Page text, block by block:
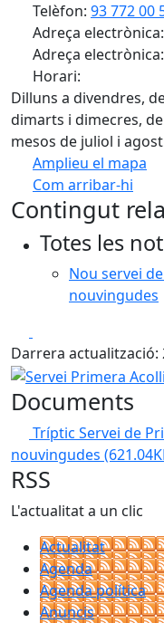
Telèfon: 93 772 00
Adreça electrònica:
Adreça electrònica:
Horari:
Dilluns a divendres,
dimarts i dimecres,
mesos de juliol i
Amplieu el mapa
Com arribar-hi
+
Contingut
Totes les
Nou servei
nouvingudes
Darrera actualització:
Servei Primera
Documents
Tríptic Servei de
nouvingudes
RSS
L'actualitat a un clic
Actualitat
Agenda
Agenda política
Anuncis